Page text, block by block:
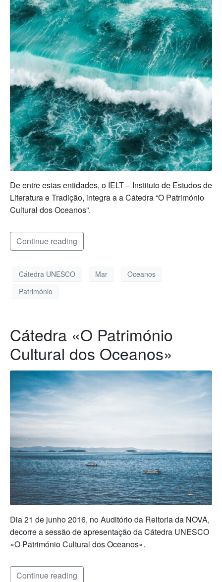
De entre estas entidades, o IELT – Instituto de Estudos de
Literatura e Tradição, integra a a Cátedra “O Património
Cultural dos Oceanos”.
Continue reading
Cátedra UNESCO Mar
Oceanos
Património
Cátedra «O Património
Cultural dos Oceanos»
Dia 21 de junho 2016, no Auditório da Reitoria da NOVA,
decorre a sessão de apresentação da Cátedra UNESCO
«O Património Cultural dos Oceanos».
Continue reading